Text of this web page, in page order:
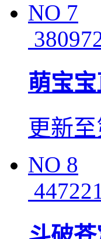
NO 7
萌宝
更新
NO 8
447221